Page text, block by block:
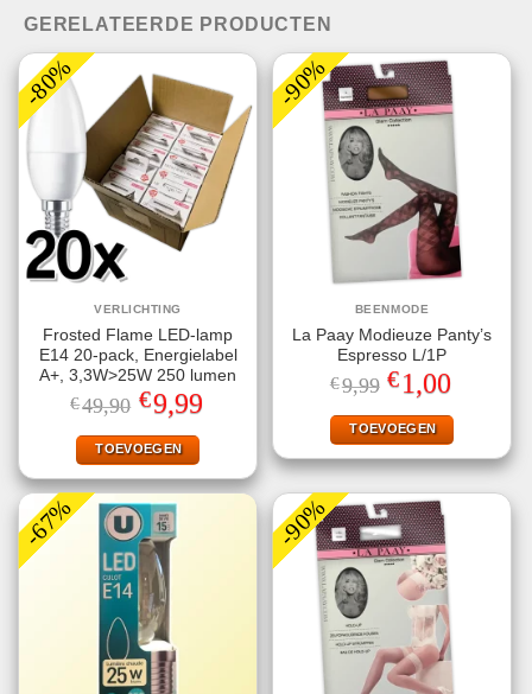
GERELATEERDE PRODUCTEN
-80%
VERLICHTING
Frosted Flame LED-lamp
E14 20-pack, Energielabel
A+, 3,3W>25W 250 lumen
€49,90 Oorspronkelijke
prijs
was:
€49,90.
€9,99Huidige
prijs
TOEVOEGEN
-90%
BEENMODE
La Paay Modieuze Panty’s
Espresso L/1P
€9,99 Oorspronkelijke
prijs
was:
€9,99.
€1,00
is:
€1,00.
TOEVOEGEN
-67% -90%